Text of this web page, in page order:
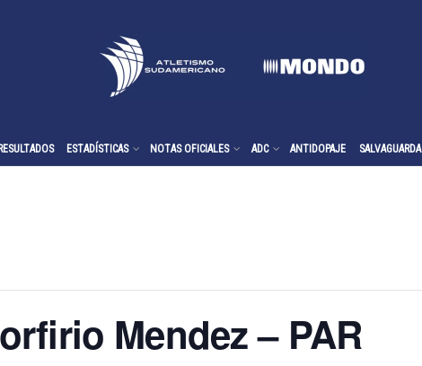
RESULTADOS ESTADÍSTICAS NOTAS OFICIALES ADC ANTIDOPAJE SALVAGUARDA
Mendez – PAR